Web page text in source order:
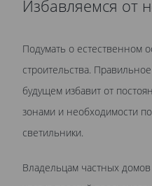
Избавляемся от
Подумать о естественном
строительства.
будущем избавит от
зонами и необходимости
светильники.
Владельцам частных